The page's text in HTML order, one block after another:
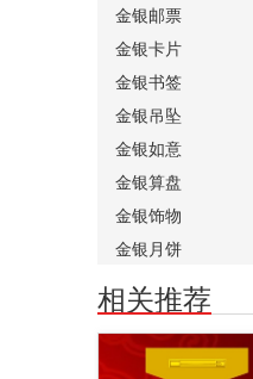
金银邮票
金银卡片
金银书签
金银吊坠
金银如意
金银算盘
金银饰物
金银月饼
相关推荐